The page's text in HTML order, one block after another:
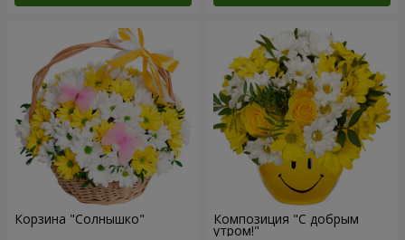
Корзина "Солнышко" Композиция "С добрым
утром!"